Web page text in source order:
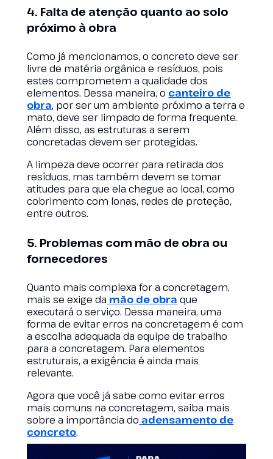
4. Falta de atenção quanto ao solo
próximo à obra
Como já mencionamos, o concreto deve ser
livre de matéria orgânica e resíduos, pois
estes comprometem a qualidade dos
elementos. Dessa maneira, o canteiro de
obra, por ser um ambiente próximo a terra e
mato, deve ser limpado de forma frequente.
Além disso, as estruturas a serem
concretadas devem ser protegidas.
A limpeza deve ocorrer para retirada dos
resíduos, mas também devem se tomar
atitudes para que ela chegue ao local, como
cobrimento com lonas, redes de proteção,
entre outros.
5. Problemas com mão de obra ou
fornecedores
Quanto mais complexa for a concretagem,
mais se exige da mão de obra que
executará o serviço. Dessa maneira, uma
forma de evitar erros na concretagem é com
a escolha adequada da equipe de trabalho
para a concretagem. Para elementos
estruturais, a exigência é ainda mais
relevante.
Agora que você já sabe como evitar erros
mais comuns na concretagem, saiba mais
sobre a importância do adensamento de
concreto.